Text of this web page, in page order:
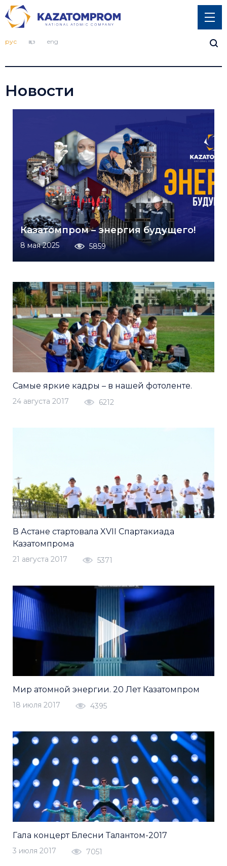
рус қаз eng
Новости
Казатомпром – энергия будущего!
8 мая 2025 5859
Самые яркие кадры – в нашей фотоленте.
24 августа 2017 6212
В Астане стартовала XVII Спартакиада
Казатомпрома
21 августа 2017 5371
Мир атомной энергии. 20 Лет Казатомпром
18 июля 2017 4395
Гала концерт Блесни Талантом-2017
3 июля 2017 7051